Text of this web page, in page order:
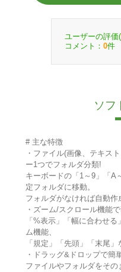
ユーザーの評価(
コメント： 0件
ソフ
# 主な特徴
・ファイル(画像、テキス
ー1つでフォルダ分類!
キーボードの「1～9」「A
定フォルダに移動。
フォルダがなければ自動作
・ズーム/スクロール機能
「%表示」「幅に合わせ
ム機能、
「規定」「先頭」「末尾
・ドラッグ&ドロップで簡
ファイルやフォルダをその